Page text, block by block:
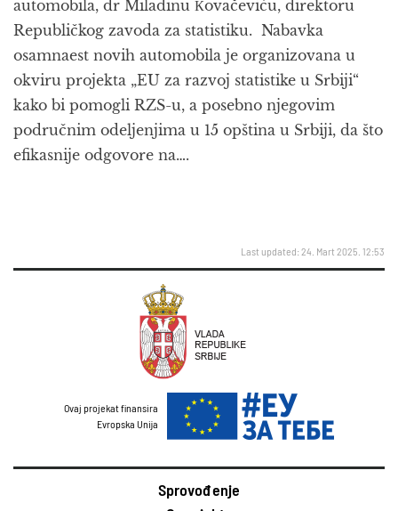
automobila, dr Miladinu Кovačeviću, direktoru
Republičkog zavoda za statistiku. Nabavka
osamnaest novih automobila je organizovana u
okviru projekta „EU za razvoj statistike u Srbiji“
kako bi pomogli RZS-u, a posebno njegovim
područnim odeljenjima u 15 opština u Srbiji, da što
efikasnije odgovore na….
Last updated: 24. Mart 2025. 12:53
Ovaj projekat finansira
Evropska Unija
Sprovođenje